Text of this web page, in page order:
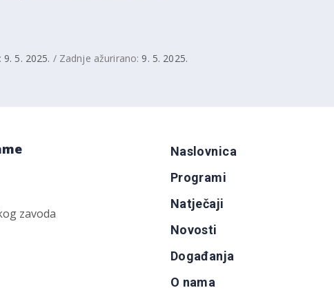
9. 5. 2025. / Zadnje ažurirano: 9. 5. 2025.
zavoda
Naslovnica
Programi
Natječaji
Novosti
Događanja
O nama